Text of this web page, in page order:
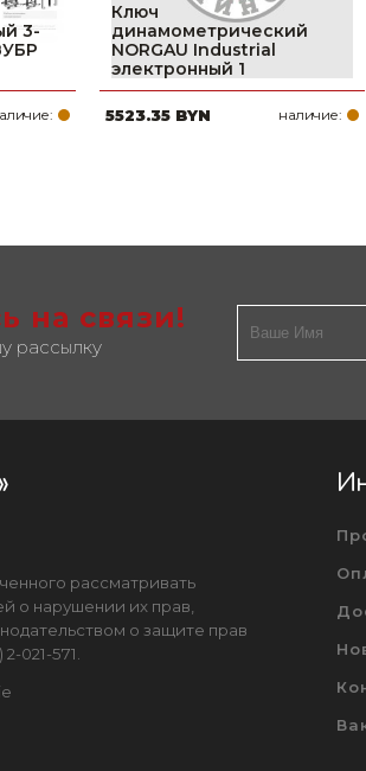
3-
Ключ
динамометрический
NORGAU Industrial
электронный 1
5523.35 BYN наличие:
на связи!
рассылку
рассматривать
о нарушении их прав,
о защите прав
021-571.